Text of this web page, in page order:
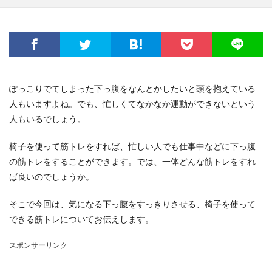
ぽっこりでてしまった下っ腹をなんとかしたいと頭を抱えている
人もいますよね。でも、忙しくてなかなか運動ができないという
人もいるでしょう。
椅子を使って筋トレをすれば、忙しい人でも仕事中などに下っ腹
の筋トレをすることができます。では、一体どんな筋トレをすれ
ば良いのでしょうか。
そこで今回は、気になる下っ腹をすっきりさせる、椅子を使って
できる筋トレについてお伝えします。
スポンサーリンク